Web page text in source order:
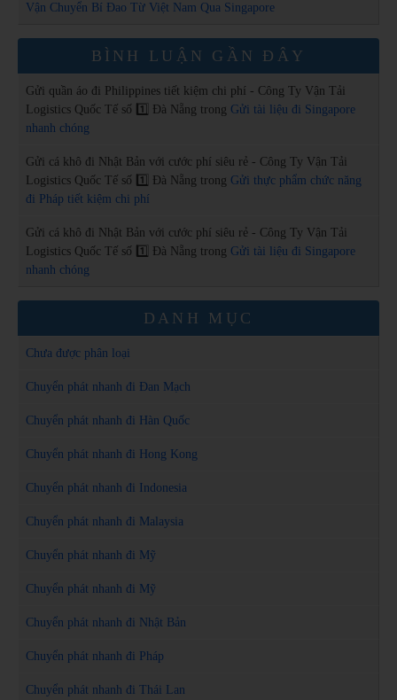
Vận Chuyển Bí Đao Từ Việt Nam Qua Singapore
BÌNH LUẬN GẦN ĐÂY
Gửi quần áo đi Philippines tiết kiệm chi phí - Công Ty Vận Tải
Logistics Quốc Tế số 1️⃣ Đà Nẵng trong Gửi tài liệu đi Singapore
nhanh chóng
Gửi cá khô đi Nhật Bản với cước phí siêu rẻ - Công Ty Vận Tải
Logistics Quốc Tế số 1️⃣ Đà Nẵng trong Gửi thực phẩm chức năng
đi Pháp tiết kiệm chi phí
Gửi cá khô đi Nhật Bản với cước phí siêu rẻ - Công Ty Vận Tải
Logistics Quốc Tế số 1️⃣ Đà Nẵng trong Gửi tài liệu đi Singapore
nhanh chóng
DANH MỤC
Chưa được phân loại
Chuyển phát nhanh đi Đan Mạch
Chuyển phát nhanh đi Hàn Quốc
Chuyển phát nhanh đi Hong Kong
Chuyển phát nhanh đi Indonesia
Chuyển phát nhanh đi Malaysia
Chuyển phát nhanh đi Mỹ
Chuyển phát nhanh đi Mỹ
Chuyển phát nhanh đi Nhật Bản
Chuyển phát nhanh đi Pháp
Chuyển phát nhanh đi Thái Lan